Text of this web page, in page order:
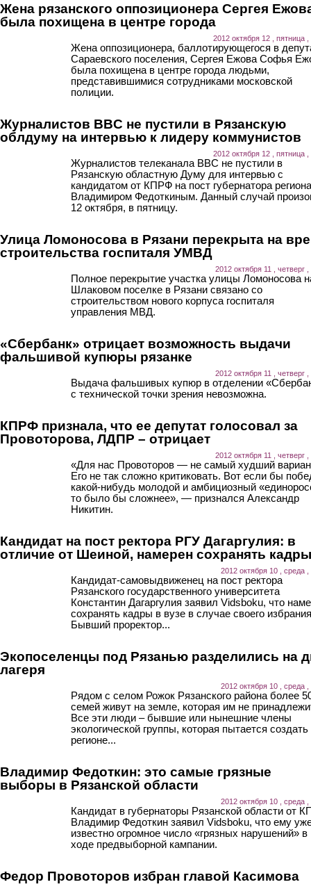
Жена рязанского оппозиционера Сергея
была похищена в центре города
2012 октября 12 , пятница ,
Жена оппозиционера, баллотирующегося в
Сараевского поселения, Сергея Ежова Софья
была похищена в центре города людьми,
представившимися сотрудниками московской
полиции.
Журналистов BBC не пустили в Рязанскую
облдуму на интервью к лидеру коммунистов
2012 октября 12 , пятница ,
Журналистов телеканала BBC не пустили в
Рязанскую областную Думу для интервью с
кандидатом от КПРФ на пост губернатора региона
Владимиром Федоткиным. Данный случай
12 октября, в пятницу.
Улица Ломоносова в Рязани перекрыта на
строительства госпиталя УМВД
2012 октября 11 , четверг
Полное перекрытие участка улицы Ломоносова
Шлаковом поселке в Рязани связано со
строительством нового корпуса госпиталя
управления МВД.
«Сбербанк» отрицает возможность выдачи
фальшивой купюры рязанке
2012 октября 11 , четверг
Выдача фальшивых купюр в отделении
с технической точки зрения невозможна.
КПРФ признала, что ее депутат голосовал за
Провоторова, ЛДПР – отрицает
2012 октября 11 , четверг
«Для нас Провоторов — не самый худший
Его не так сложно критиковать. Вот если бы
какой-нибудь молодой и амбициозный
то было бы сложнее», — признался Александр
Никитин.
Кандидат на пост ректора РГУ Дагаргулия: в
отличие от Шеиной, намерен сохранять кадры
2012 октября 10 , среда ,
Кандидат-самовыдвиженец на пост ректора
Рязанского государственного университета
Константин Дагаргулия заявил Vidsboku, что
сохранять кадры в вузе в случае своего
Бывший проректор...
Экопоселенцы под Рязанью разделились на
лагеря
2012 октября 10 , среда ,
Рядом с селом Рожок Рязанского района более
семей живут на земле, которая им не
Все эти люди – бывшие или нынешние члены
экологической группы, которая пытается создать
регионе...
Владимир Федоткин: это самые грязные
выборы в Рязанской области
2012 октября 10 , среда ,
Кандидат в губернаторы Рязанской области от
Владимир Федоткин заявил Vidsboku, что ему
известно огромное число «грязных нарушений» в
ходе предвыборной кампании.
Федор Провоторов избран главой Касимова